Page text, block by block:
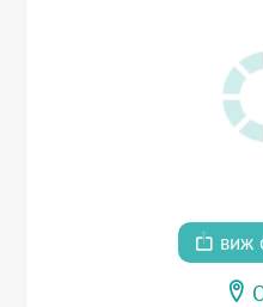
виж